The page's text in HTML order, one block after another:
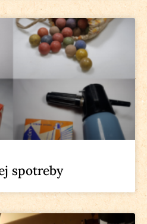
spotreby